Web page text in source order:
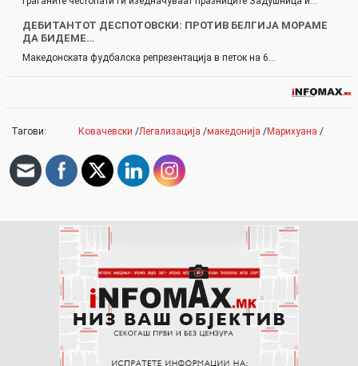
ДЕБИТАНТОТ ДЕСПОТОВСКИ: ПРОТИВ БЕЛГИЈА МОРАМЕ
ДА БИДЕМЕ…
Македонската фудбалска репрезентација в петок на 6…
Тагови: Ковачевски /Легализација /македонија /Марихуана /